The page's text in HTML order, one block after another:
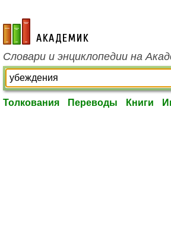
academic.ru
Словари и энциклопедии на
Толкования Переводы Книги